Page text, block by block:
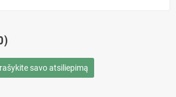
savo atsiliepimą